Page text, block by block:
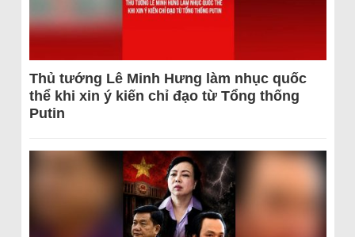
Thủ tướng Lê Minh Hưng làm nhục quốc
thể khi xin ý kiến chỉ đạo từ Tổng thống
Putin